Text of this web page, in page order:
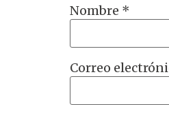
Nombre *
Correo